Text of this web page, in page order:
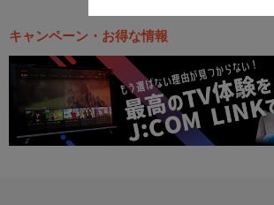
キャンペーン・お得な情報